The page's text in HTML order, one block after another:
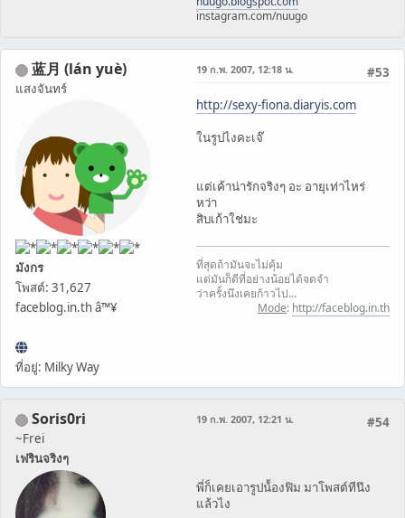
instagram.com/nuugo
蓝月 (lán yuè)
แสงจันทร์
มังกร
โพสต์: 31,627
faceblog.in.th â™¥
ที่อยู่: Milky Way
#53
19 ก.พ. 2007, 12:18 น.
http://sexy-fiona.diaryis.com
ในรูปไงคะเจ๊
แต่เค้าน่ารักจริงๆ อะ อายุเท่าไหร่
หว่า
สิบเก้าใช่มะ
ที่สุดถ้ามันจะไม่คุ้ม
แต่มันก็ดีที่อย่างน้อยได้จดจำ
ว่าครั้งนึงเคยก้าวไป...
Mode: http://faceblog.in.th
Soris0ri
~Frei
เฟรินจริงๆ
#54
19 ก.พ. 2007, 12:21 น.
พี่ก็เคยเอารูปน้้องฟิม มาโพสต์ทีนึง
แล้วไง